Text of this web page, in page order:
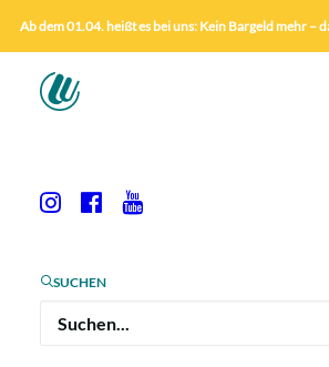
Ab dem 01.04. heißt es bei uns: Kein Bargeld mehr –
SUCHEN
« Alle Veranstaltungen
4-Wochen Kurs